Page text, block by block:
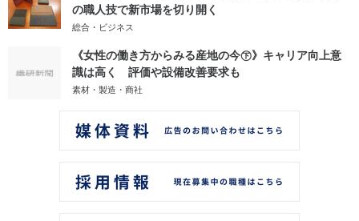
の職人技で新市場を切り開く
総合・ビジネス
《女性の働き方からみる産地の今㊦》キャリア向上意
識は高く 評価や設備改善要求も
素材・製造・商社